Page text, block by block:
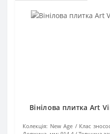
Вінілова плитка Art
Колекція: New Age Клас